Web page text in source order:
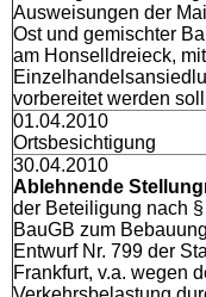
Ausweisungen der
Ost und gemischter
am Honselldreieck,
vorbereitet werden soll
01.04.2010
Ortsbesichtigung
30.04.2010
Ablehnende
der Beteiligung nach
BauGB zum
Entwurf Nr. 799 der
Frankfurt, v.a. wegen